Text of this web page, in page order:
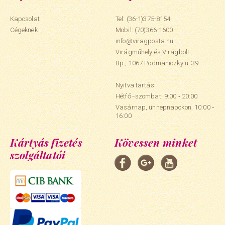
Kapcsolat
Cégeknek
Tel: (36-1)375-8154
Mobil:(70)366-1600
info@viragposta.hu
Virágműhely és Virágbolt:
Bp., 1067 Podmaniczky u. 39.
Nyitva tartás:
Hétfő–szombat: 9:00 ‑ 20:00
Vasárnap, ünnepnapokon: 10:00 ‑
16:00
Kártyás fizetés
szolgáltatói
Kövessen minket